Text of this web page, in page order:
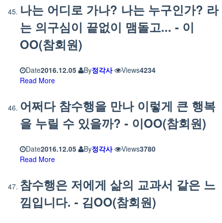
나는 어디로 가나? 나는 누구인가? 라
는 의구심이 끝없이 맴돌고... - 이
OO(참회원)
Date2016.12.05 By정각사 Views4234
Read More
어쩌다 참수행을 만나 이렇게 큰 행복
을 누릴 수 있을까? - 이OO(참회원)
Date2016.12.05 By정각사 Views3780
Read More
참수행은 저에게 삶의 교과서 같은 느
낌입니다. - 김OO(참회원)